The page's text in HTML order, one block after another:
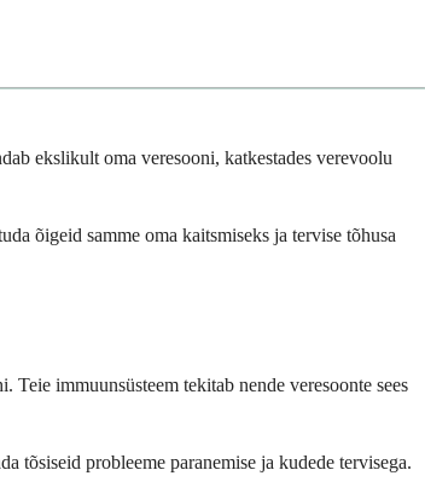
ekslikult oma veresooni, katkestades verevoolu
õigeid samme oma kaitsmiseks ja tervise tõhusa
immuunsüsteem tekitab nende veresoonte sees
tõsiseid probleeme paranemise ja kudede tervisega.